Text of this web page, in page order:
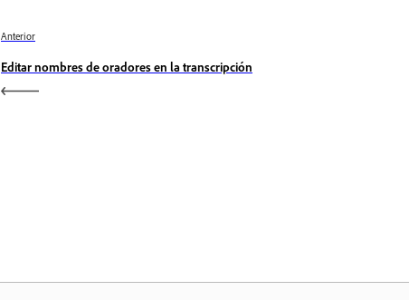
Anterior
Editar nombres de oradores en la transcripción